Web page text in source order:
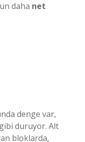
daha net
denge var,
duruyor. Alt
bloklarda,